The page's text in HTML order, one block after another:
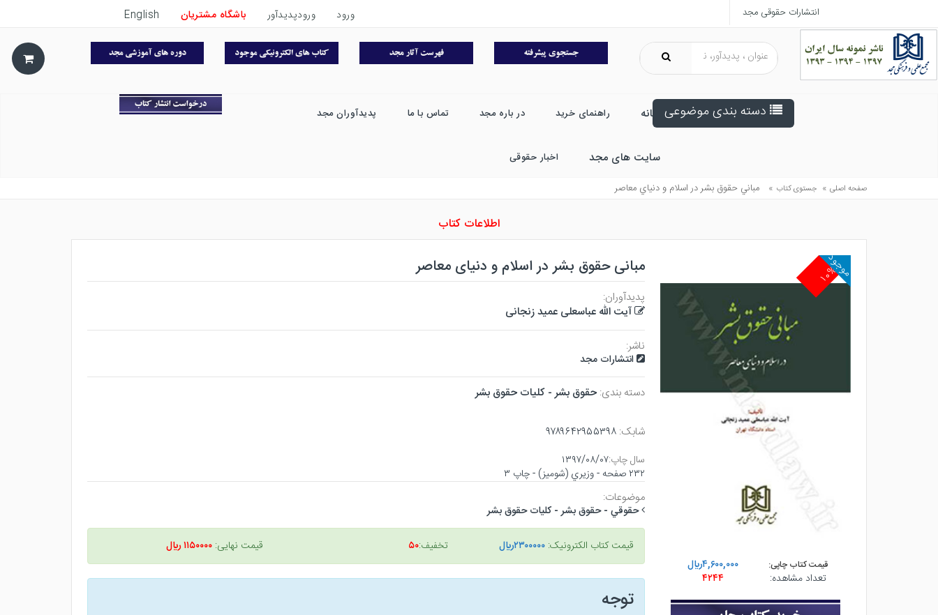
انتشارات حقوقی مجد ورود ورودپدیدآور باشگاه مشتریان English
دسته بندی موضوعی خانه راهنمای خرید در باره مجد تماس با ما پدیدآوران مجد
سایت های مجد اخبار حقوقی
صفحه اصلی » جستوی کتاب » مباني حقوق بشر در اسلام و دنياي معاصر
اطلاعات کتاب
۱۰%
موجود
قیمت کتاب چاپی:
۴,۶۰۰,۰۰۰ريال
تعداد مشاهده:
۴۲۴۴
مبانی حقوق بشر در اسلام و دنیای معاصر
پدیدآوران:
آیت الله عباسعلی عمید زنجانی
ناشر:
انتشارات مجد
دسته بندی:حقوق بشر - كليات حقوق بشر
شابک:۹۷۸۹۶۴۲۹۵۵۳۹۸
سال چاپ:۱۳۹۷/۰۸/۰۷
۲۳۲ صفحه - وزيري (شوميز) - چاپ ۳
موضوعات:
حقوقي - حقوق بشر - كليات حقوق بشر
قیمت کتاب الکترونیک:۲۳۰۰۰۰۰ريال تخفیف:۵۰ قیمت نهایی:۱۱۵۰۰۰۰ ريال
توجه